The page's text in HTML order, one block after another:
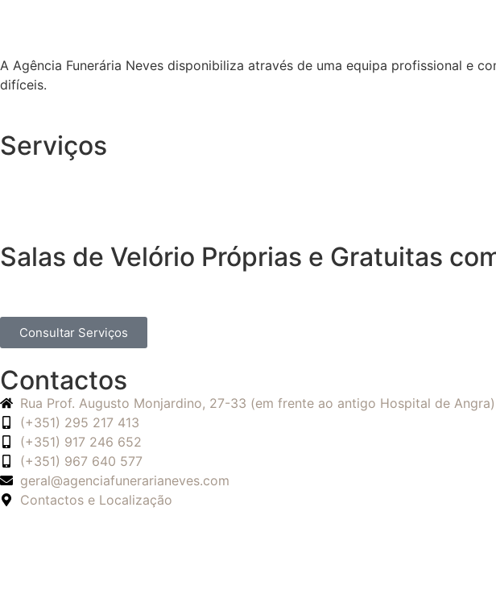
A Agência Funerária Neves disponibiliza através de uma equipa profissional e
difíceis.
Serviços
Salas de Velório Próprias e Gratuitas
Consultar Serviços
Contactos
Rua Prof. Augusto Monjardino, 27-33 (em frente ao antigo Hospital de
(+351) 295 217 413
(+351) 917 246 652
(+351) 967 640 577
geral@agenciafunerarianeves.com
Contactos e Localização